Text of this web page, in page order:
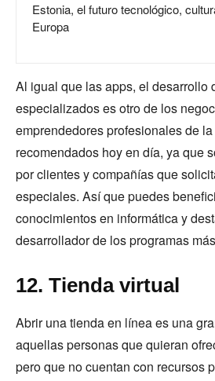
Estonia, el futuro tecnológico,
Europa
Al igual que las apps, el desarrollo
especializados es otro de los
emprendedores profesionales de
recomendados hoy en día, ya que
por clientes y compañías que
especiales. Así que puedes
conocimientos en informática y
desarrollador de los programas
12. Tienda virtual
Abrir una tienda en línea es una
aquellas personas que quieran
pero que no cuentan con recursos